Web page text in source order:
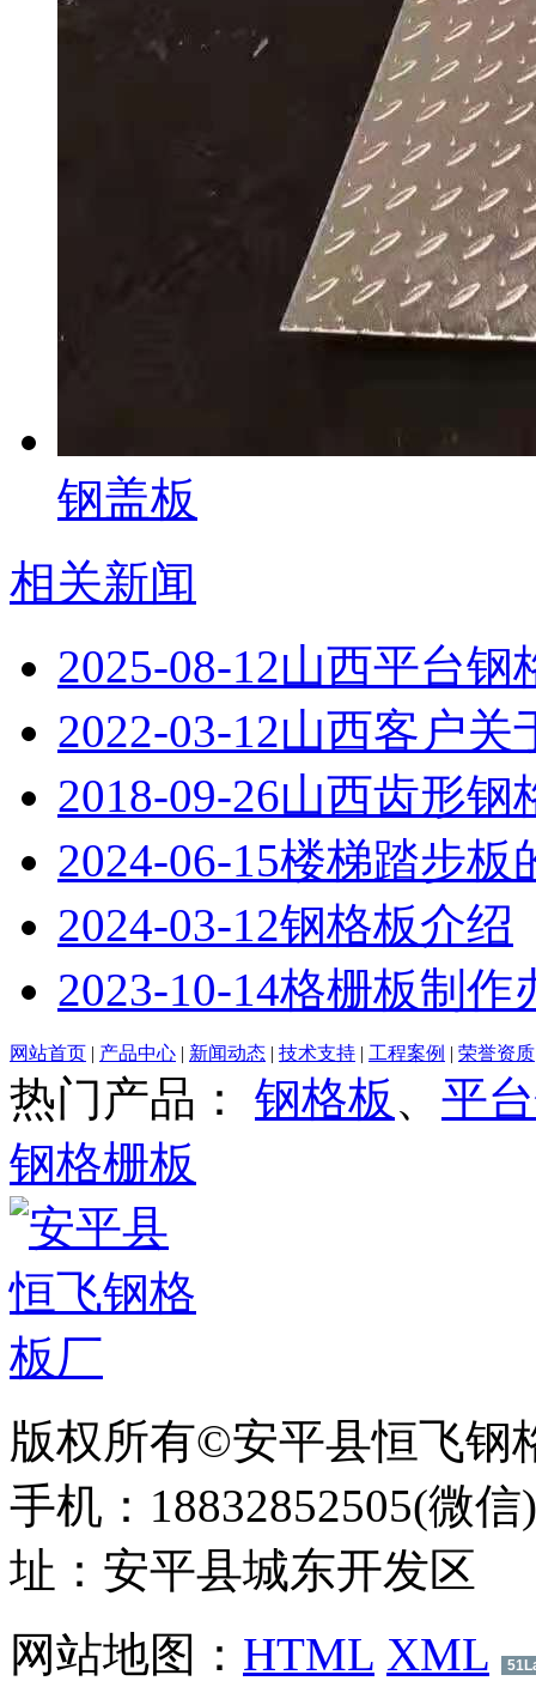
钢盖板
相关新闻
2025-08-12山西平台钢
2022-03-12山西客户关
2018-09-26山西齿形钢
2024-06-15楼梯踏步板
2024-03-12钢格板介绍
2023-10-14格栅板制作
网站首页 | 产品中心 | 新闻动态 | 技术支持 | 工程案例 | 荣誉资质
热门产品： 钢格板 、 平
钢格栅板
版权所有©安平县恒飞钢
手机：18832852505(微
址：安平县城东开发区
网站地图： HTML XML